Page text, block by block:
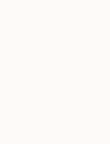
taille d’un grain.
de « granulométrie